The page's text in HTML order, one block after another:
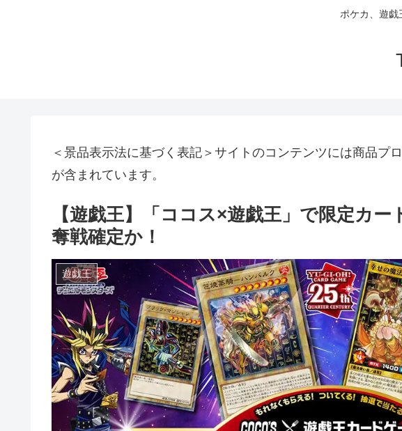
ポケカ、遊戯
＜景品表示法に基づく表記＞サイトのコンテンツには商品プ
が含まれています。
【遊戯王】「ココス×遊戯王」で限定カ
奪戦確定か！
遊戯王